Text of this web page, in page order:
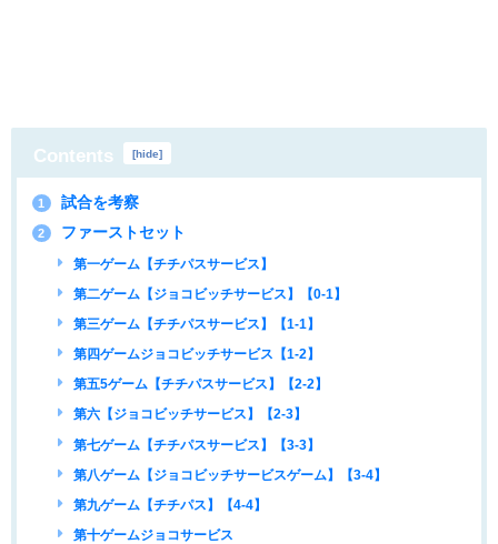
Contents [hide]
1 試合を考察
2 ファーストセット
第一ゲーム【チチパスサービス】
第二ゲーム【ジョコビッチサービス】【0-1】
第三ゲーム【チチパスサービス】【1-1】
第四ゲームジョコビッチサービス【1-2】
第五5ゲーム【チチパスサービス】【2-2】
第六【ジョコビッチサービス】【2-3】
第七ゲーム【チチパスサービス】【3-3】
第八ゲーム【ジョコビッチサービスゲーム】【3-4】
第九ゲーム【チチパス】【4-4】
第十ゲームジョコサービス